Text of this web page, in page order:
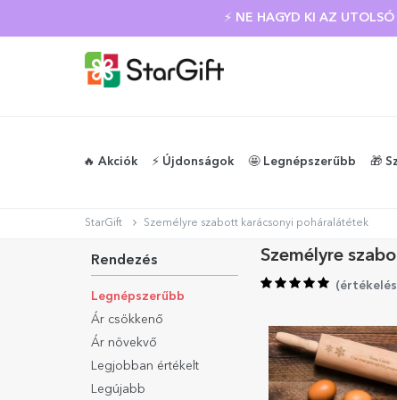
⚡ NE HAGYD KI AZ
🔥 Akciók ⚡️ Újdonságok 🤩 Legnépszerűbb 🎁
StarGift Személyre szabott karácsonyi poháralátétek
Rendezés
Legnépszerűbb
Ár csökkenő
Ár növekvő
Legjobban értékelt
Legújabb
Személyre
(